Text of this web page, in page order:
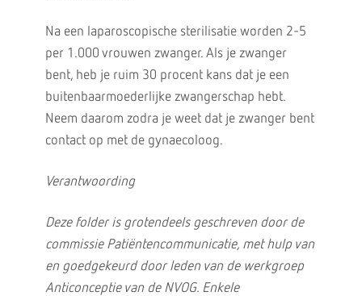
Na een laparoscopische sterilisatie worden 2-5
per 1.000 vrouwen zwanger. Als je zwanger
bent, heb je ruim 30 procent kans dat je een
buitenbaarmoederlijke zwangerschap hebt.
Neem daarom zodra je weet dat je zwanger bent
contact op met de gynaecoloog.
Verantwoording
Deze folder is grotendeels geschreven door de
commissie Patiëntencommunicatie, met hulp van
en goedgekeurd door leden van de werkgroep
Anticonceptie van de NVOG. Enkele